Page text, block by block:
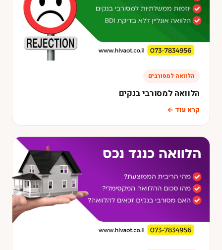
הלוואה למסורבים
הלוואה למסורבי בנקים
קרא עוד ←